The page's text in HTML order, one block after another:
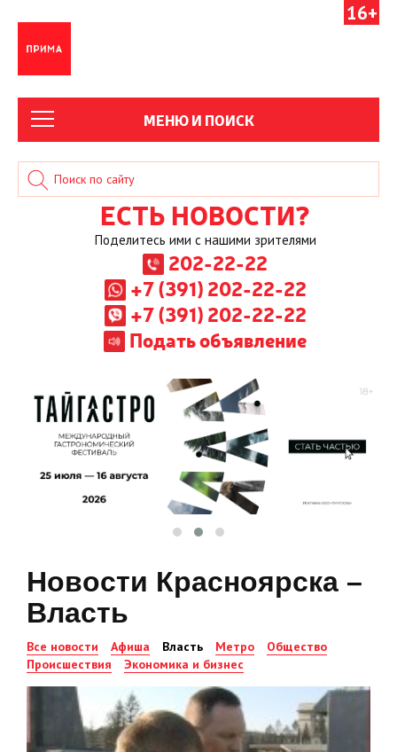
16+
МЕНЮ И ПОИСК
ЕСТЬ НОВОСТИ?
Поделитесь ими с нашими зрителями
202-22-22
+7 (391) 202-22-22
+7 (391) 202-22-22
Подать объявление
Новости Красноярска –
Власть
Все новости Афиша Власть Метро
Общество
Происшествия
Экономика и бизнес